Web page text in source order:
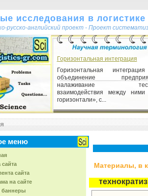
исследования в
русско-английский проект - Проект
Горизонтальная интеграция
Горизонтальная
объединение
налаживание
взаимодействия между
горизонтали», с...
Классическая модель структуры
Классическая модель
науки 1) наука имеет три
измерения (или аспекта): 1)
это особая система ...
меню
сайта
сайта
на сайте
Материалы, в